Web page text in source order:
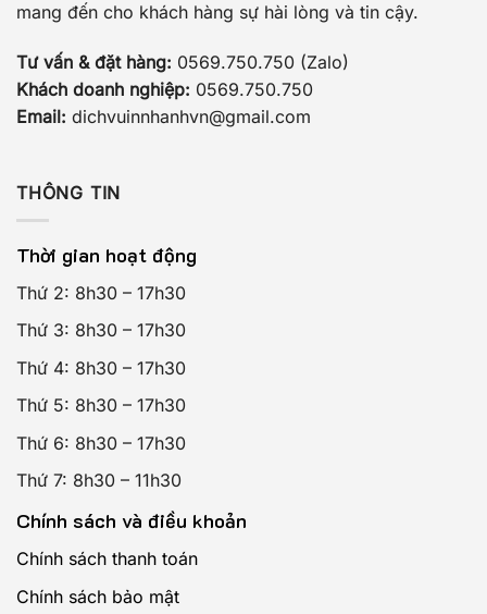
mang đến cho khách hàng sự hài lòng và tin cậy.
Tư vấn & đặt hàng: 0569.750.750 (Zalo)
Khách doanh nghiệp: 0569.750.750
Email: dichvuinnhanhvn@gmail.com
THÔNG TIN
Thời gian hoạt động
Thứ 2: 8h30 – 17h30
Thứ 3: 8h30 – 17h30
Thứ 4: 8h30 – 17h30
Thứ 5: 8h30 – 17h30
Thứ 6: 8h30 – 17h30
Thứ 7: 8h30 – 11h30
Chính sách và điều khoản
Chính sách thanh toán
Chính sách bảo mật